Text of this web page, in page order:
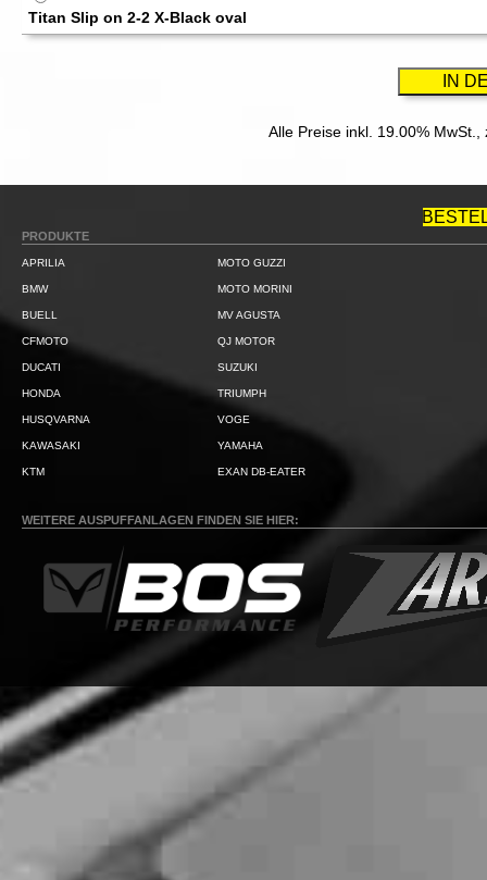
Titan Slip on 2-2 X-Black oval
Alle Preise inkl. 19.00% MwSt.,
PRODUKTE
APRILIA
BMW
BUELL
CFMOTO
DUCATI
HONDA
HUSQVARNA
KAWASAKI
KTM
MOTO GUZZI
MOTO MORINI
MV AGUSTA
QJ MOTOR
SUZUKI
TRIUMPH
VOGE
YAMAHA
EXAN DB-EATER
WEITERE AUSPUFFANLAGEN FINDEN SIE HIER: